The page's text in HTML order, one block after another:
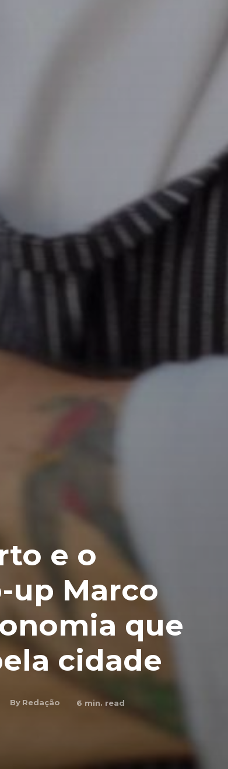
e o
up Marco
que
cidade
By Redação 6 min. read